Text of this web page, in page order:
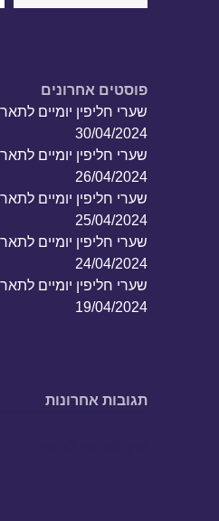
פוסטים אחרונים
שערי חליפין יומיים
30/04/2024
שערי חליפין יומיים
26/04/2024
שערי חליפין יומיים
25/04/2024
שערי חליפין יומיים
24/04/2024
שערי חליפין יומיים
19/04/2024
תגובות אחרונות